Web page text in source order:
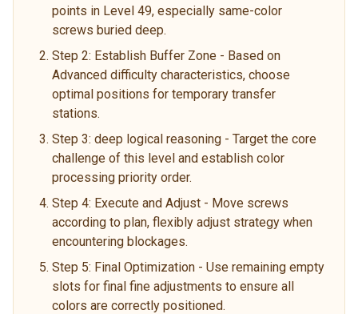
points in Level 49, especially same-color
screws buried deep.
Step 2: Establish Buffer Zone - Based on
Advanced difficulty characteristics, choose
optimal positions for temporary transfer
stations.
Step 3: deep logical reasoning - Target the core
challenge of this level and establish color
processing priority order.
Step 4: Execute and Adjust - Move screws
according to plan, flexibly adjust strategy when
encountering blockages.
Step 5: Final Optimization - Use remaining empty
slots for final fine adjustments to ensure all
colors are correctly positioned.